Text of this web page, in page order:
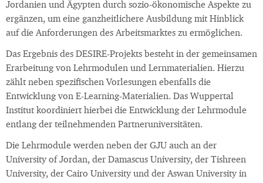
Jordanien und Ägypten durch sozio-ökonomische Aspekte zu
ergänzen, um eine ganzheitlichere Ausbildung mit Hinblick
auf die Anforderungen des Arbeitsmarktes zu ermöglichen.
Das Ergebnis des DESIRE-Projekts besteht in der gemeinsamen
Erarbeitung von Lehrmodulen und Lernmaterialien. Hierzu
zählt neben spezifischen Vorlesungen ebenfalls die
Entwicklung von E-Learning-Materialien. Das Wuppertal
Institut koordiniert hierbei die Entwicklung der Lehrmodule
entlang der teilnehmenden Partneruniversitäten.
Die Lehrmodule werden neben der GJU auch an der
University of Jordan, der Damascus University, der Tishreen
University, der Cairo University und der Aswan University in